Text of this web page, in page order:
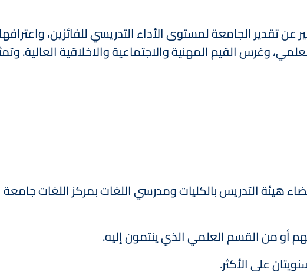
عن تقدير الجامعة لمستوى الأداء التدريسي للفائزين،
وغرس القيم المهنية والاجتماعية والاخلاقية العالية.
هيئة التدريس بالكليات ومدرسي اللغات بمركز اللغات